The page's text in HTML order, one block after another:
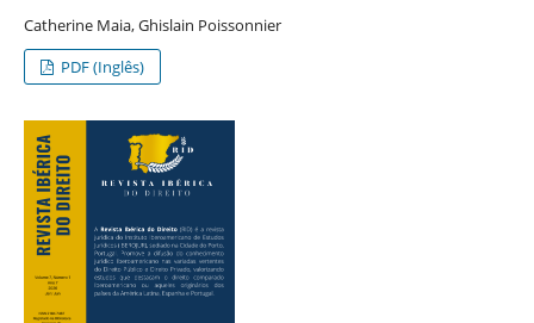
Catherine Maia, Ghislain Poissonnier
PDF (Inglês)